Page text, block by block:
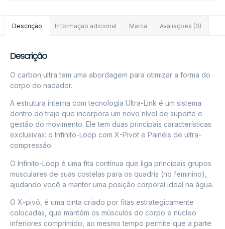
Descrição Informação adicional Marca Avaliações (0)
Descrição
O carbon ultra tem uma abordagem para otimizar a forma do
corpo do nadador.
A estrutura interna com tecnologia Ultra-Link é um sistema
dentro do traje que incorpora um novo nível de suporte e
gestão do movimento. Ele tem duas principais características
exclusivas: o Infinito-Loop com X-Pivot e Painéis de ultra-
compressão.
O Infinito-Loop é uma fita contínua que liga principais grupos
musculares de suas costelas para os quadris (no feminino),
ajudando você a manter uma posição corporal ideal na água.
O X-pivô, é uma cinta criado por fitas estrategicamente
colocadas, que mantém os músculos do corpo e núcleo
inferiores comprimido, ao mesmo tempo permite que a parte